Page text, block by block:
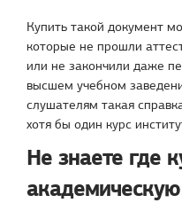
Купить такой документ
которые не прошли
или не закончили даже
высшем учебном
слушателям такая
хотя бы один курс
Не знаете где